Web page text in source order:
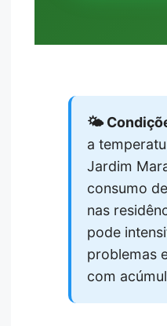
🌤️
a
Jardim
consumo
nas
pode
problemas
com